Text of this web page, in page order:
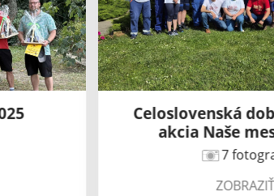
Celoslovenská
akcia Naše mesto
7 fotografii
ZOBRAZIŤ